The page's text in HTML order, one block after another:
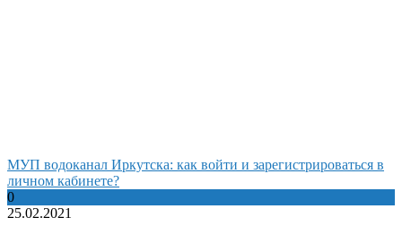
МУП водоканал Иркутска: как войти и зарегистрироваться в
личном кабинете?
0
25.02.2021